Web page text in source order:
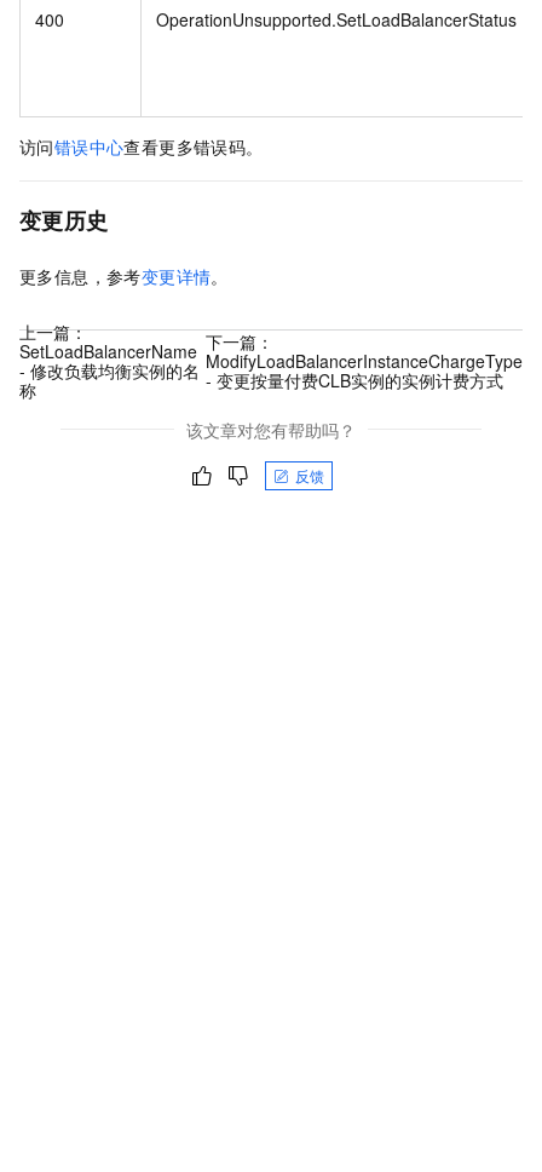
400 OperationUnsupported.SetLoadBalancerStatus
访问错误中心查看更多错误码。
变更历史
更多信息，参考变更详情。
上一篇：
SetLoadBalancerName
- 修改负载均衡实例的名
称
下一篇：
ModifyLoadBalancerInstanceChargeType
- 变更按量付费CLB实例的实例计费方式
该文章对您有帮助吗？
反馈